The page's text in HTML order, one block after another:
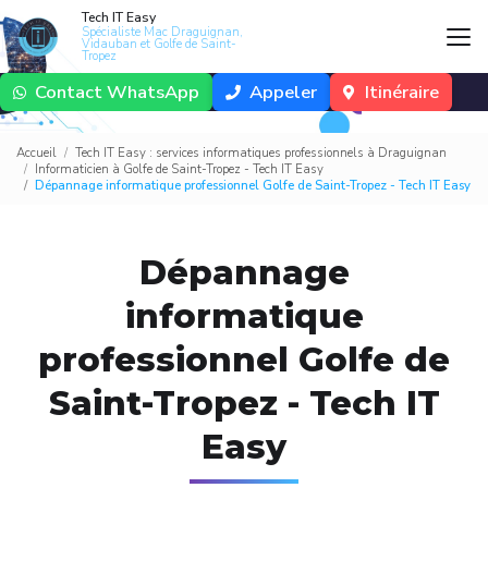
au
contenu
principal
Contact WhatsApp Appeler Itinéraire
Tech IT Easy
Spécialiste Mac Draguignan,
Vidauban et Golfe de Saint-
Tropez
Accueil
Tech IT Easy : services informatiques professionnels à Draguignan
Informaticien à Golfe de Saint-Tropez - Tech IT Easy
Dépannage informatique professionnel Golfe de Saint-Tropez - Tech IT Easy
Dépannage
informatique
professionnel Golfe de
Saint-Tropez - Tech IT
Easy